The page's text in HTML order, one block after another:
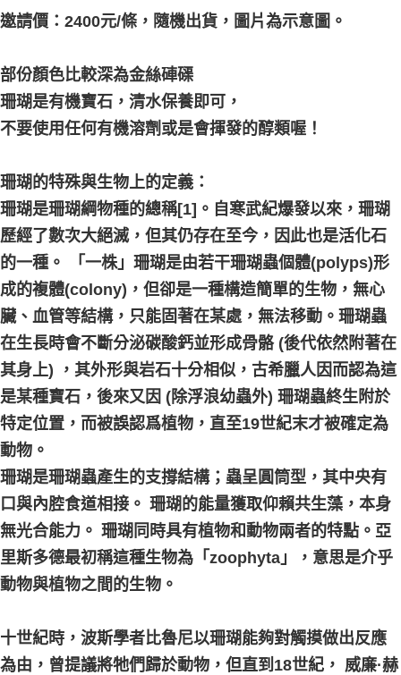
邀請價：2400元/條，隨機出貨，圖片為示意圖。
部份顏色比較深為金絲硨磲
珊瑚是有機寶石，清水保養即可，
不要使用任何有機溶劑或是會揮發的醇類喔！
珊瑚的特殊與生物上的定義：
珊瑚是珊瑚綱物種的總稱[1]。自寒武紀爆發以來，珊瑚
歷經了數次大絕滅，但其仍存在至今，因此也是活化石
的一種。 「一株」珊瑚是由若干珊瑚蟲個體(polyps)形
成的複體(colony)，但卻是一種構造簡單的生物，無心
臟、血管等結構，只能固著在某處，無法移動。珊瑚蟲
在生長時會不斷分泌碳酸鈣並形成骨骼 (後代依然附著在
其身上) ，其外形與岩石十分相似，古希臘人因而認為這
是某種寶石，後來又因 (除浮浪幼蟲外) 珊瑚蟲終生附於
特定位置，而被誤認爲植物，直至19世紀末才被確定為
動物。
珊瑚是珊瑚蟲產生的支撐結構；蟲呈圓筒型，其中央有
口與內腔食道相接。 珊瑚的能量獲取仰賴共生藻，本身
無光合能力。 珊瑚同時具有植物和動物兩者的特點。亞
里斯多德最初稱這種生物為「zoophyta」，意思是介乎
動物與植物之間的生物。
十世紀時，波斯學者比魯尼以珊瑚能夠對觸摸做出反應
為由，曾提議將牠們歸於動物，但直到18世紀， 威廉·赫